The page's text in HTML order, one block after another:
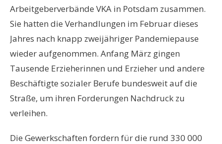
Arbeitgeberverbände VKA in Potsdam zusammen.
Sie hatten die Verhandlungen im Februar dieses
Jahres nach knapp zweijähriger Pandemiepause
wieder aufgenommen. Anfang März gingen
Tausende Erzieherinnen und Erzieher und andere
Beschäftigte sozialer Berufe bundesweit auf die
Straße, um ihren Forderungen Nachdruck zu
verleihen.
Die Gewerkschaften fordern für die rund 330 000